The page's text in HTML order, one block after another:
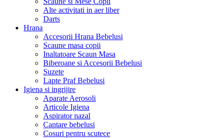
Alte activitati in aer liber
Darts
Hrana
Accesorii Hrana Bebelusi
Scaune masa copii
Inaltatoare Scaun Masa
Biberoane si Accesorii Bebelusi
Suzete
Lapte Praf Bebelusi
Igiena si ingrijire
Aparate Aerosoli
Articole Igiena
Aspirator nazal
Cantare bebelusi
Cosuri pentru scutece